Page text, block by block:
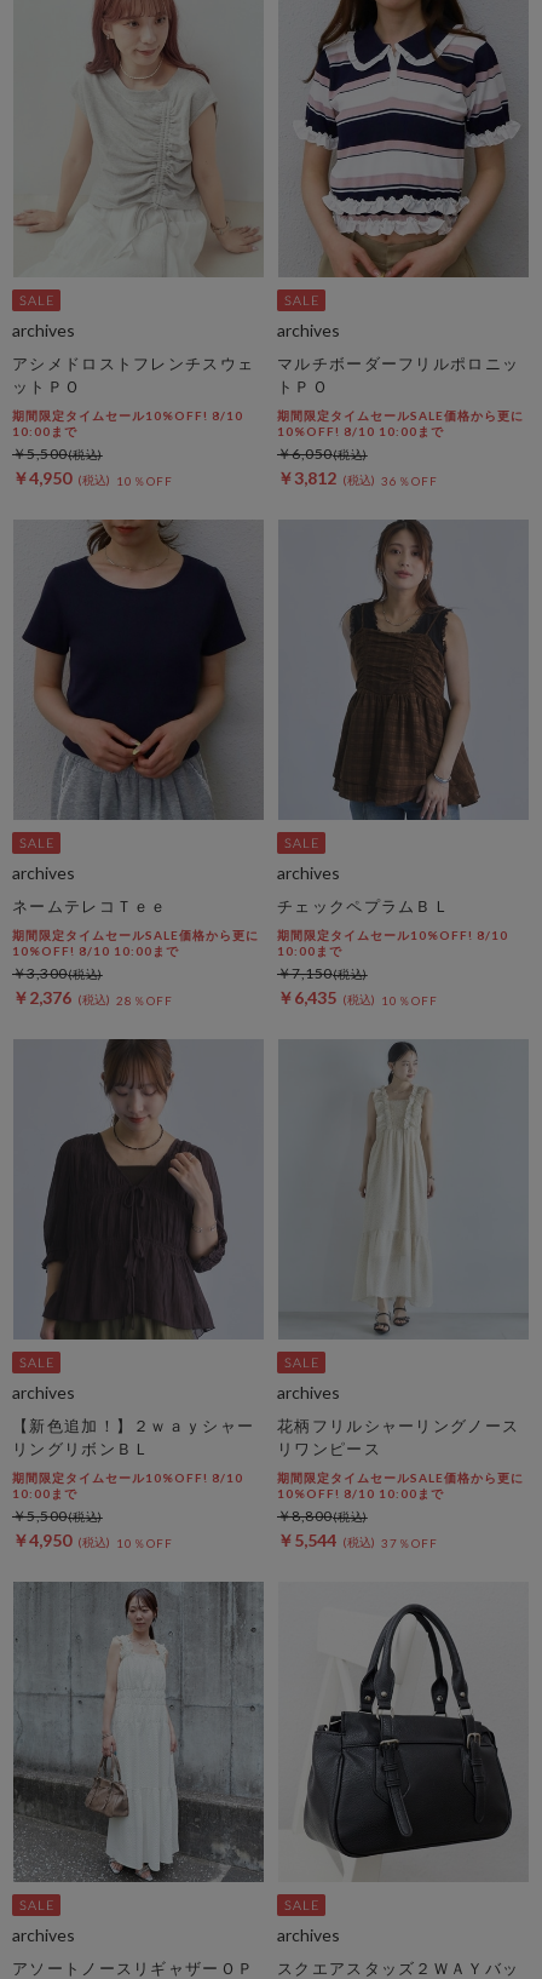
archives
アシメドロストフレンチスウェ
ットＰＯ
期間限定タイムセール10%OFF! 8/10
10:00まで
￥5,500
￥4,950 10％OFF
archives
マルチボーダーフリルポロニッ
トＰＯ
期間限定タイムセールSALE価格から更に
10%OFF! 8/10 10:00まで
￥6,050
￥3,812 36％OFF
archives
ネームテレコＴｅｅ
期間限定タイムセールSALE価格から更に
10%OFF! 8/10 10:00まで
￥3,300
￥2,376 28％OFF
archives
チェックペプラムＢＬ
期間限定タイムセール10%OFF! 8/10
10:00まで
￥7,150
￥6,435 10％OFF
archives
【新色追加！】２ｗａｙシャー
リングリボンＢＬ
期間限定タイムセール10%OFF! 8/10
10:00まで
￥5,500
￥4,950 10％OFF
archives
花柄フリルシャーリングノース
リワンピース
期間限定タイムセールSALE価格から更に
10%OFF! 8/10 10:00まで
￥8,800
￥5,544 37％OFF
archives
アソートノースリギャザーＯＰ
archives
スクエアスタッズ２ＷＡＹバッ